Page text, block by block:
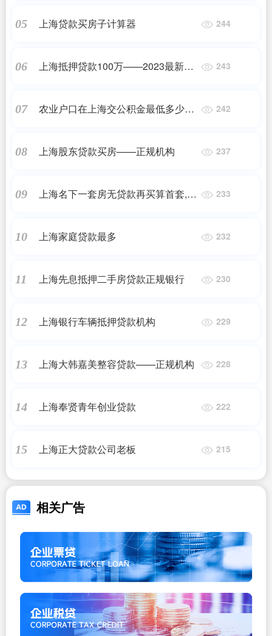
05 上海贷款买房子计算器 244
06
上海抵押贷款100万——2023最新更
243
07
农业户口在上海交公积金最低多少可
242
08 上海股东贷款买房——正规机构 237
09
上海名下一套房无贷款再买算首套,家
233
10 上海家庭贷款最多 232
11 上海先息抵押二手房贷款正规银行 230
12 上海银行车辆抵押贷款机构 229
13 上海大韩嘉美整容贷款——正规机构 228
14 上海奉贤青年创业贷款 222
15 上海正大贷款公司老板 215
相关广告